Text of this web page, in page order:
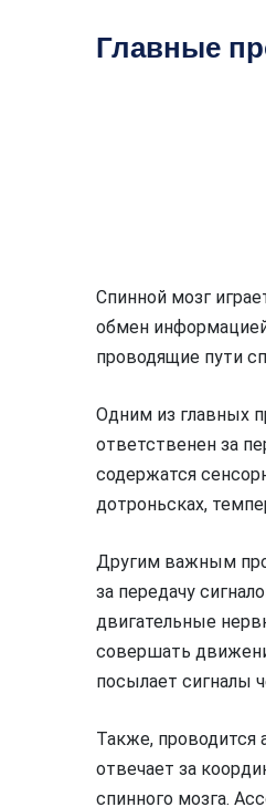
Главные
Спинной мозг
обмен
проводящие пути
Одним из главных
ответственен за
содержатся
дотроньсках,
Другим важным
за передачу
двигательные
совершать
посылает сигналы
Также,
отвечает за
спинного мозга.